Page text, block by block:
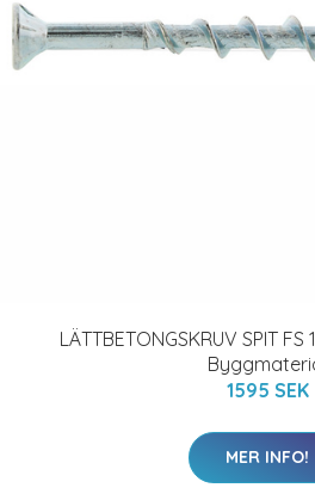
LÄTTBETONGSKRUV SPIT
1595 SEK
MER INFO!